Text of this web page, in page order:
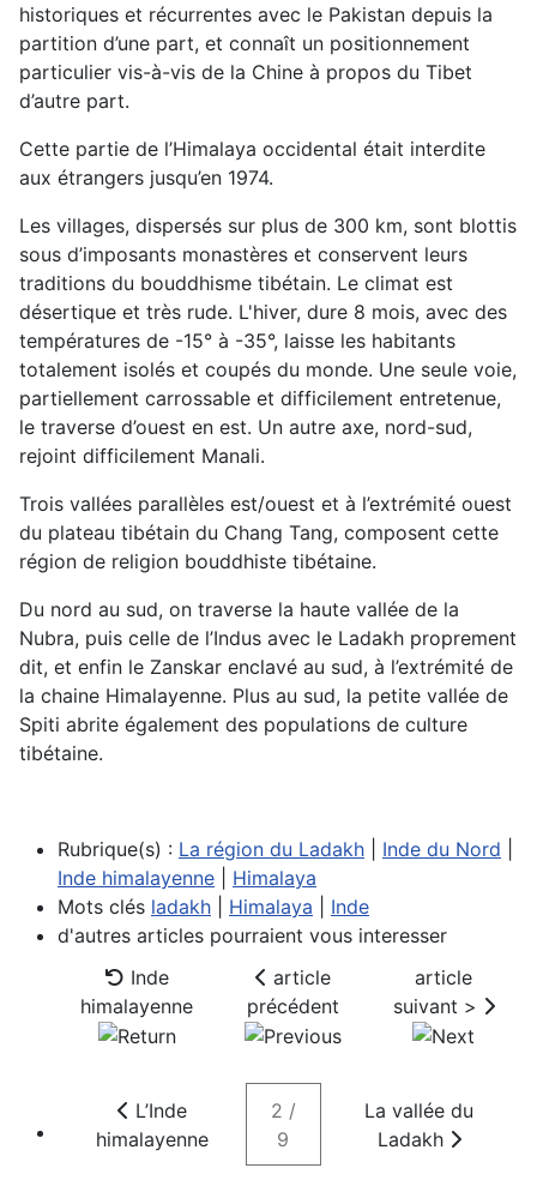
historiques et récurrentes avec le Pakistan depuis la
partition d’une part, et connaît un positionnement
particulier vis-à-vis de la Chine à propos du Tibet
d’autre part.
Cette partie de l’Himalaya occidental était interdite
aux étrangers jusqu’en 1974.
Les villages, dispersés sur plus de 300 km, sont blottis
sous d’imposants monastères et conservent leurs
traditions du bouddhisme tibétain. Le climat est
désertique et très rude. L'hiver, dure 8 mois, avec des
températures de -15° à -35°, laisse les habitants
totalement isolés et coupés du monde. Une seule voie,
partiellement carrossable et difficilement entretenue,
le traverse d’ouest en est. Un autre axe, nord-sud,
rejoint difficilement Manali.
Trois vallées parallèles est/ouest et à l’extrémité ouest
du plateau tibétain du Chang Tang, composent cette
région de religion bouddhiste tibétaine.
Du nord au sud, on traverse la haute vallée de la
Nubra, puis celle de l’Indus avec le Ladakh proprement
dit, et enfin le Zanskar enclavé au sud, à l’extrémité de
la chaine Himalayenne. Plus au sud, la petite vallée de
Spiti abrite également des populations de culture
tibétaine.
Rubrique(s) : La région du Ladakh Inde du Nord
Inde himalayenne
Himalaya
Mots clés ladakh Himalaya
Inde
d'autres articles pourraient vous interesser
Inde
himalayenne
article
précédent
article
suivant >
L’Inde
himalayenne
2 /
9
La vallée du
Ladakh